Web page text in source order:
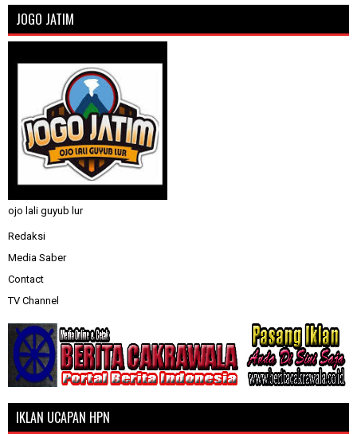
JOGO JATIM
ojo lali guyub lur
Redaksi
Media Saber
Contact
TV Channel
IKLAN UCAPAN HPN